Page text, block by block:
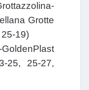
Grotte
19)
25, 25-27,